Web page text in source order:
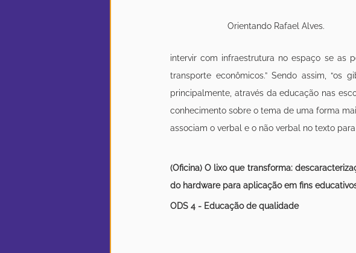
Orientando Rafael Alves.
intervir com infraestrutura no espaço se as
transporte econômicos.” Sendo assim, “os
principalmente, através da educação nas
conhecimento sobre o tema de uma forma
associam o verbal e o não verbal no texto
(Oficina) O lixo que transforma:
do hardware para aplicação em fins
ODS 4 - Educação de qualidade